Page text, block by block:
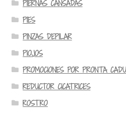
PIERNAS CANSADAS
PIES
PINZAS DEPILAR
PIOJOS
PROMOCIONES POR PRONTA
REDUCTOR CICATRICES
ROSTRO